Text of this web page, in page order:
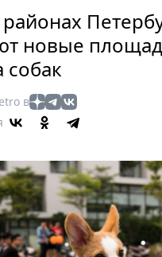
Россия
Мир
Здоровье
Туризм
Мода
Театр
Кино
Афиша
Книги
Выставки
новые
собак
в